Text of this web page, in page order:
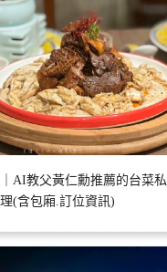
AI教父黃仁勳推薦的台菜私
(含包廂.訂位資訊)